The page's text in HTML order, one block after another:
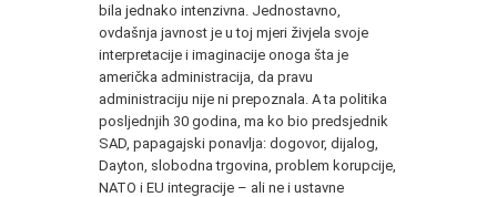
bila jednako intenzivna. Jednostavno,
ovdašnja javnost je u toj mjeri živjela svoje
interpretacije i imaginacije onoga šta je
američka administracija, da pravu
administraciju nije ni prepoznala. A ta politika
posljednjih 30 godina, ma ko bio predsjednik
SAD, papagajski ponavlja: dogovor, dijalog,
Dayton, slobodna trgovina, problem korupcije,
NATO i EU integracije – ali ne i ustavne